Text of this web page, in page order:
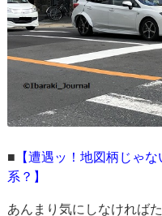
■ 【遭遇ッ！地図柄じゃ
系？】
あんまり気にしなければ